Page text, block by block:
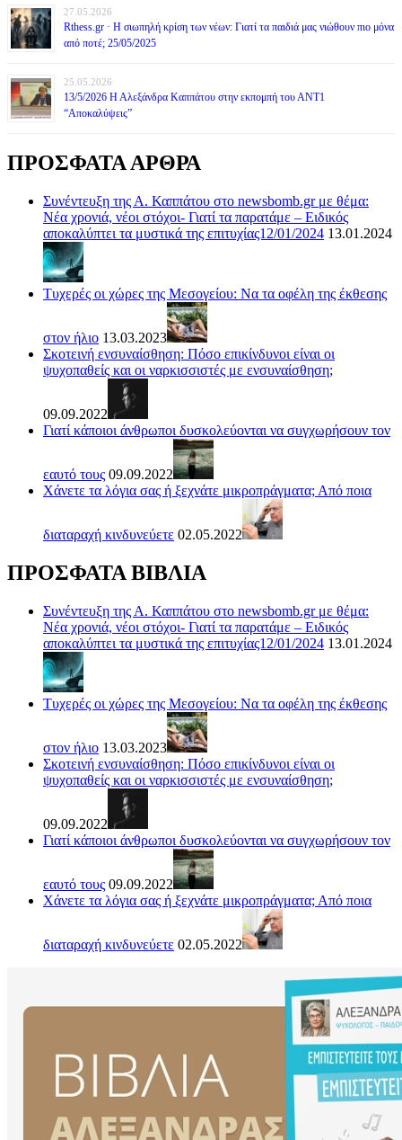
27.05.2026
Rthess.gr · Η σιωπηλή κρίση των νέων: Γιατί τα παιδιά μας νιώθουν πιο μόνα
από ποτέ; 25/05/2025
25.05.2026
13/5/2026 Η Αλεξάνδρα Καππάτου στην εκπομπή του ΑΝΤ1
“Αποκαλύψεις”
ΠΡΟΣΦΑΤΑ ΑΡΘΡΑ
Συνέντευξη της Α. Καππάτου στο newsbomb.gr με θέμα:
Νέα χρονιά, νέοι στόχοι- Γιατί τα παρατάμε – Ειδικός
αποκαλύπτει τα μυστικά της επιτυχίας12/01/2024 13.01.2024
Τυχερές οι χώρες της Μεσογείου: Να τα οφέλη της έκθεσης
στον ήλιο 13.03.2023
Σκοτεινή ενσυναίσθηση: Πόσο επικίνδυνοι είναι οι
ψυχοπαθείς και οι ναρκισσιστές με ενσυναίσθηση;
09.09.2022
Γιατί κάποιοι άνθρωποι δυσκολεύονται να συγχωρήσουν τον
εαυτό τους 09.09.2022
Χάνετε τα λόγια σας ή ξεχνάτε μικροπράγματα; Από ποια
διαταραχή κινδυνεύετε 02.05.2022
ΠΡΟΣΦΑΤΑ ΒΙΒΛΙΑ
Συνέντευξη της Α. Καππάτου στο newsbomb.gr με θέμα:
Νέα χρονιά, νέοι στόχοι- Γιατί τα παρατάμε – Ειδικός
αποκαλύπτει τα μυστικά της επιτυχίας12/01/2024 13.01.2024
Τυχερές οι χώρες της Μεσογείου: Να τα οφέλη της έκθεσης
στον ήλιο 13.03.2023
Σκοτεινή ενσυναίσθηση: Πόσο επικίνδυνοι είναι οι
ψυχοπαθείς και οι ναρκισσιστές με ενσυναίσθηση;
09.09.2022
Γιατί κάποιοι άνθρωποι δυσκολεύονται να συγχωρήσουν τον
εαυτό τους 09.09.2022
Χάνετε τα λόγια σας ή ξεχνάτε μικροπράγματα; Από ποια
διαταραχή κινδυνεύετε 02.05.2022